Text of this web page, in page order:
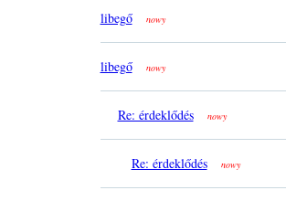
libegő nowy
libegő nowy
Re: érdeklődés nowy
Re: érdeklődés nowy